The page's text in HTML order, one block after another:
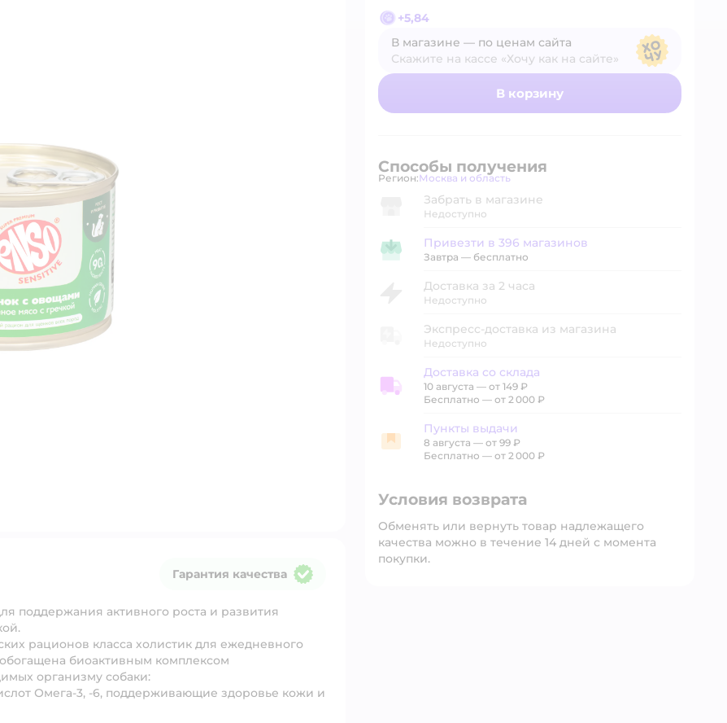
+5,84
В магазине — по ценам сайта
Скажите на кассе «Хочу как на сайте»
В магазине — по ценам сайта
В корзину
Способы получения
Регион: Выбор адреса доставки.
Москва и область
Забрать в магазине
Недоступно
Привезти в магазин
Привезти в 396 магазинов
Завтра — бесплатно
Доставка за 2 часа
Недоступно
Экспресс-доставка из магазина
Недоступно
Доставка со склада
Доставка со склада
10 августа — от 149 ₽
Бесплатно — от 2 000 ₽
Пункты выдачи
Пункты выдачи
8 августа — от 99 ₽
Бесплатно — от 2 000 ₽
Условия возврата
Обменять или вернуть товар надлежащего
качества можно в течение 14 дней с момента
покупки.
Гарантия качества
поддержания активного роста и развития
рационов класса холистик для ежедневного
биоактивным комплексом
организму собаки:
Омега-3, -6, поддерживающие здоровье кожи и